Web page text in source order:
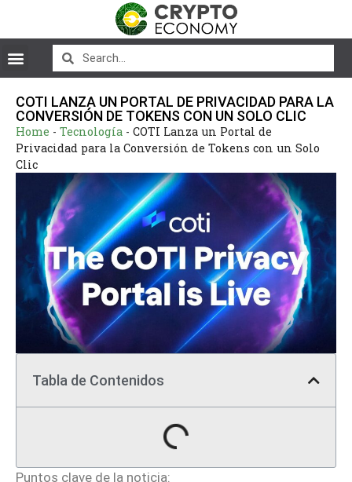
COTI LANZA UN PORTAL DE PRIVACIDAD PARA LA
CONVERSIÓN DE TOKENS CON UN SOLO CLIC
Home - Tecnología - COTI Lanza un Portal de
Privacidad para la Conversión de Tokens con un Solo
Clic
Tabla de Contenidos
Puntos clave de la noticia: